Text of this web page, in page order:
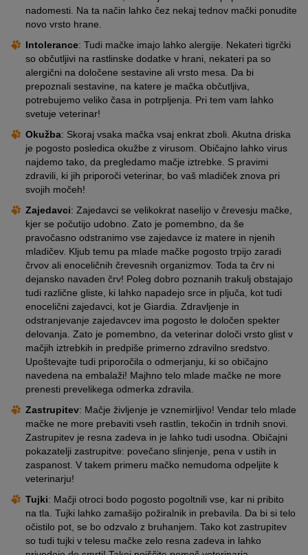
nadomesti. Na ta način lahko čez nekaj tednov mački ponudite
novo vrsto hrane.
Intolerance: Tudi mačke imajo lahko alergije. Nekateri tigrčki
so občutljivi na rastlinske dodatke v hrani, nekateri pa so
alergični na določene sestavine ali vrsto mesa. Da bi
prepoznali sestavine, na katere je mačka občutljiva,
potrebujemo veliko časa in potrpljenja. Pri tem vam lahko
svetuje veterinar!
Okužba: Skoraj vsaka mačka vsaj enkrat zboli. Akutna driska
je pogosto posledica okužbe z virusom. Običajno lahko virus
najdemo tako, da pregledamo mačje iztrebke. S pravimi
zdravili, ki jih priporoči veterinar, bo vaš mladiček znova pri
svojih močeh!
Zajedavci: Zajedavci se velikokrat naselijo v črevesju mačke,
kjer se počutijo udobno. Zato je pomembno, da še
pravočasno odstranimo vse zajedavce iz matere in njenih
mladičev. Kljub temu pa mlade mačke pogosto trpijo zaradi
črvov ali enoceličnih črevesnih organizmov. Toda ta črv ni
dejansko navaden črv! Poleg dobro poznanih trakulj obstajajo
tudi različne gliste, ki lahko napadejo srce in pljuča, kot tudi
enocelični zajedavci, kot je Giardia. Zdravljenje in
odstranjevanje zajedavcev ima pogosto le določen spekter
delovanja. Zato je pomembno, da veterinar določi vrsto glist v
mačjih iztrebkih in predpiše primerno zdravilno sredstvo.
Upoštevajte tudi priporočila o odmerjanju, ki so običajno
navedena na embalaži! Majhno telo mlade mačke ne more
prenesti prevelikega odmerka zdravila.
Zastrupitev: Mačje življenje je vznemirljivo! Vendar telo mlade
mačke ne more prebaviti vseh rastlin, tekočin in trdnih snovi.
Zastrupitev je resna zadeva in je lahko tudi usodna. Običajni
pokazatelji zastrupitve: povečano slinjenje, pena v ustih in
zaspanost. V takem primeru mačko nemudoma odpeljite k
veterinarju!
Tujki: Mačji otroci bodo pogosto pogoltnili vse, kar ni pribito
na tla. Tujki lahko zamašijo požiralnik in prebavila. Da bi si telo
očistilo pot, se bo odzvalo z bruhanjem. Tako kot zastrupitev
so tudi tujki v telesu mačke zelo resna zadeva in lahko